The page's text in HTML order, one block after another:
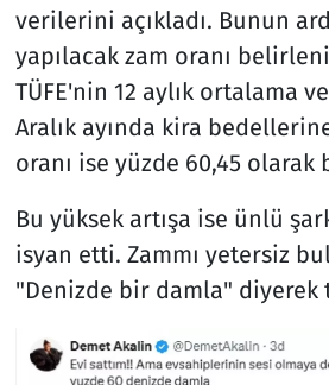
verilerini açıkladı. Bunun
yapılacak zam oranı
TÜFE'nin 12 aylık ortalama
Aralık ayında kira
oranı ise yüzde 60,45
Bu yüksek artışa ise ünlü
isyan etti. Zammı yetersiz
"Denizde bir damla" diyerek
Spor
Teknoloji ve Bilim
Televizyon